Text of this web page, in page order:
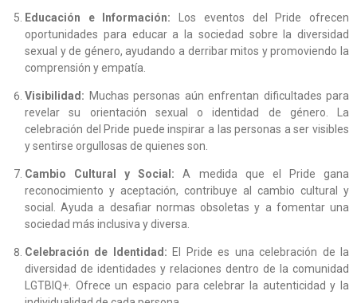
Educación e Información: Los eventos del Pride ofrecen
oportunidades para educar a la sociedad sobre la diversidad
sexual y de género, ayudando a derribar mitos y promoviendo la
comprensión y empatía.
Visibilidad: Muchas personas aún enfrentan dificultades para
revelar su orientación sexual o identidad de género. La
celebración del Pride puede inspirar a las personas a ser visibles
y sentirse orgullosas de quienes son.
Cambio Cultural y Social: A medida que el Pride gana
reconocimiento y aceptación, contribuye al cambio cultural y
social. Ayuda a desafiar normas obsoletas y a fomentar una
sociedad más inclusiva y diversa.
Celebración de Identidad: El Pride es una celebración de la
diversidad de identidades y relaciones dentro de la comunidad
LGTBIQ+. Ofrece un espacio para celebrar la autenticidad y la